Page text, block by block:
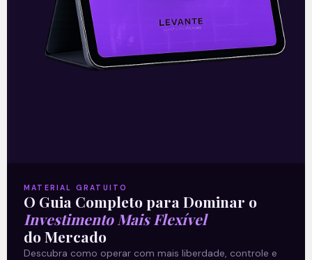
21/09/2021
Termos e Condições
Política de Privacidade
Explore
MATERIAL GRATUITO
O Guia Completo para Dominar o
Investimento Mais Flexível
do Mercado
Descubra como operar com mais liberdade, controle e